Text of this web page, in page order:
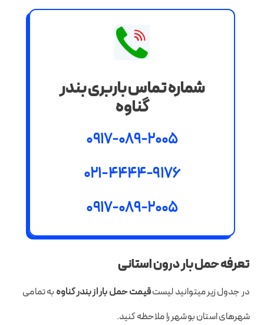
شماره تماس باربری بندر
گناوه
0917-089-2005
021-4444-9176
0917-089-2005
تعرفه حمل بار درون استانی
در جدول زیر میتوانید لیستقیمت حمل بار از بندر گناوه به تمامی
شهرهای استان بوشهر را ملاحظه کنید.